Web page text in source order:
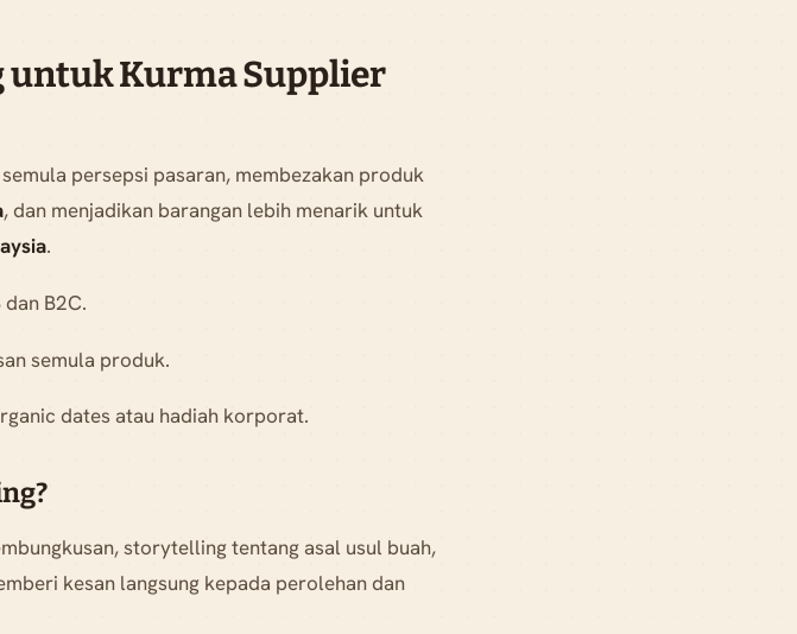
untuk Kurma Supplier
persepsi pasaran, membezakan produk
, dan menjadikan barangan lebih menarik untuk
.
B2C.
semula produk.
dates atau hadiah korporat.
storytelling tentang asal usul buah,
kesan langsung kepada perolehan dan